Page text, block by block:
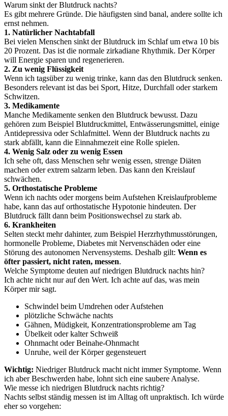
Warum sinkt der Blutdruck nachts?
Es gibt mehrere Gründe. Die häufigsten sind banal, andere sollte ich
ernst nehmen.
1. Natürlicher Nachtabfall
Bei vielen Menschen sinkt der Blutdruck im Schlaf um etwa 10 bis
20 Prozent. Das ist die normale zirkadiane Rhythmik. Der Körper
will Energie sparen und regenerieren.
2. Zu wenig Flüssigkeit
Wenn ich tagsüber zu wenig trinke, kann das den Blutdruck senken.
Besonders relevant ist das bei Sport, Hitze, Durchfall oder starkem
Schwitzen.
3. Medikamente
Manche Medikamente senken den Blutdruck bewusst. Dazu
gehören zum Beispiel Blutdruckmittel, Entwässerungsmittel, einige
Antidepressiva oder Schlafmittel. Wenn der Blutdruck nachts zu
stark abfällt, kann die Einnahmezeit eine Rolle spielen.
4. Wenig Salz oder zu wenig Essen
Ich sehe oft, dass Menschen sehr wenig essen, strenge Diäten
machen oder extrem salzarm leben. Das kann den Kreislauf
schwächen.
5. Orthostatische Probleme
Wenn ich nachts oder morgens beim Aufstehen Kreislaufprobleme
habe, kann das auf orthostatische Hypotonie hindeuten. Der
Blutdruck fällt dann beim Positionswechsel zu stark ab.
6. Krankheiten
Selten steckt mehr dahinter, zum Beispiel Herzrhythmusstörungen,
hormonelle Probleme, Diabetes mit Nervenschäden oder eine
Störung des autonomen Nervensystems. Deshalb gilt: Wenn es
öfter passiert, nicht raten, messen.
Welche Symptome deuten auf niedrigen Blutdruck nachts hin?
Ich achte nicht nur auf den Wert. Ich achte auf das, was mein
Körper mir sagt.
Schwindel beim Umdrehen oder Aufstehen
plötzliche Schwäche nachts
Gähnen, Müdigkeit, Konzentrationsprobleme am Tag
Übelkeit oder kalter Schweiß
Ohnmacht oder Beinahe-Ohnmacht
Unruhe, weil der Körper gegensteuert
Wichtig: Niedriger Blutdruck macht nicht immer Symptome. Wenn
ich aber Beschwerden habe, lohnt sich eine saubere Analyse.
Wie messe ich niedrigen Blutdruck nachts richtig?
Nachts selbst ständig messen ist im Alltag oft unpraktisch. Ich würde
eher so vorgehen: